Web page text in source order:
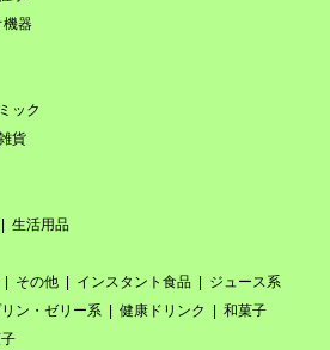
機器
ック
貨
生活用品
その他 インスタント食品
ジュース系
ン・ゼリー系 健康ドリンク
和菓子